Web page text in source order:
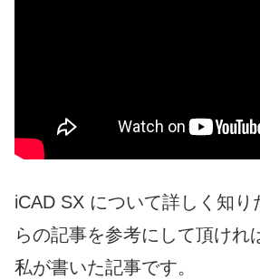
iCAD SX について詳しく知り
らの記事を参考にして頂けれ
私が書いた記事です。